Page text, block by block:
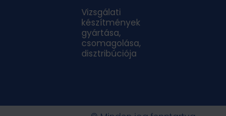
Vizsgálati
készítmények
gyártása,
csomagolása,
disztribúciója